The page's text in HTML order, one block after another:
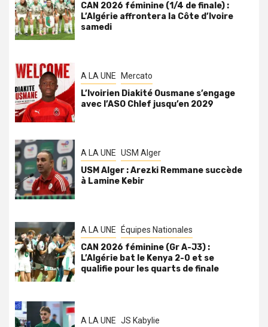
CAN 2026 féminine (1/4 de finale) :
L’Algérie affrontera la Côte d’Ivoire
samedi
A LA UNE Mercato
L’Ivoirien Diakité Ousmane s’engage
avec l’ASO Chlef jusqu’en 2029
A LA UNE USM Alger
USM Alger : Arezki Remmane succède
à Lamine Kebir
A LA UNE Équipes Nationales
CAN 2026 féminine (Gr A-J3) :
L’Algérie bat le Kenya 2-0 et se
qualifie pour les quarts de finale
A LA UNE JS Kabylie